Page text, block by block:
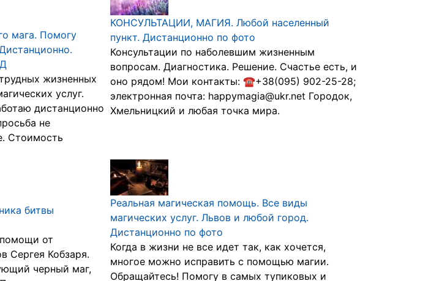
мага. Помогу
жизненных
услуг.
дистанционно
не
Стоимость
КОНСУЛЬТАЦИИ, МАГИЯ. Любой населенный
пункт. Дистанционно по фото
Консультации по наболевшим жизненным
вопросам. Диагностика. Решение. Счастье есть, и
оно рядом! Мои контакты: ☎+38(095) 902-25-28;
электронная почта: happymagia@ukr.net Городок,
Хмельницкий и любая точка мира.
битвы
от
Сергея Кобзаря.
черный маг,
Реальная магическая помощь. Все виды
магических услуг. Львов и любой город.
Дистанционно по фото
Когда в жизни не все идет так, как хочется,
многое можно исправить с помощью магии.
Обращайтесь! Помогу в самых тупиковых и